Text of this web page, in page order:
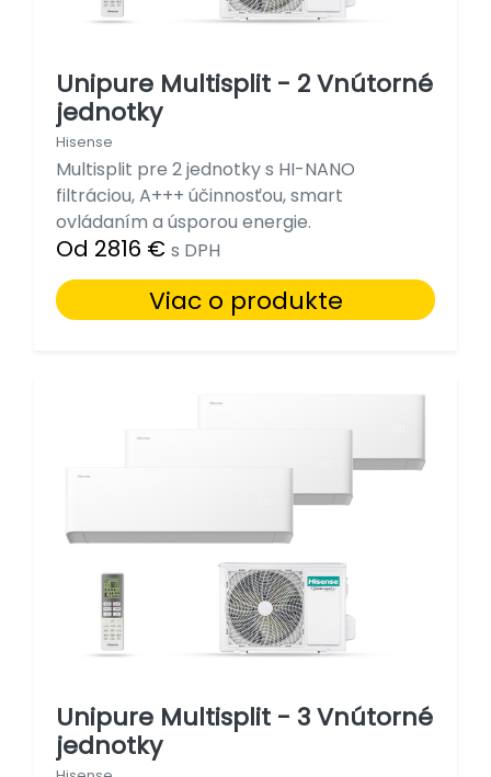
Unipure Multisplit - 2 Vnútorné
jednotky
Hisense
Multisplit pre 2 jednotky s HI-NANO
filtráciou, A+++ účinnosťou, smart
ovládaním a úsporou energie.
Od 2816 € s DPH
Viac o produkte
Unipure Multisplit - 3 Vnútorné
jednotky